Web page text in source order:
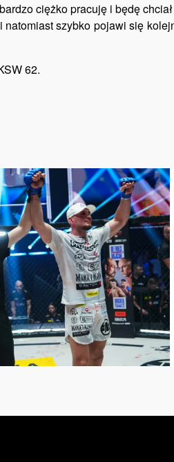
ciężko pracuję i będę
szybko pojawi się
62.